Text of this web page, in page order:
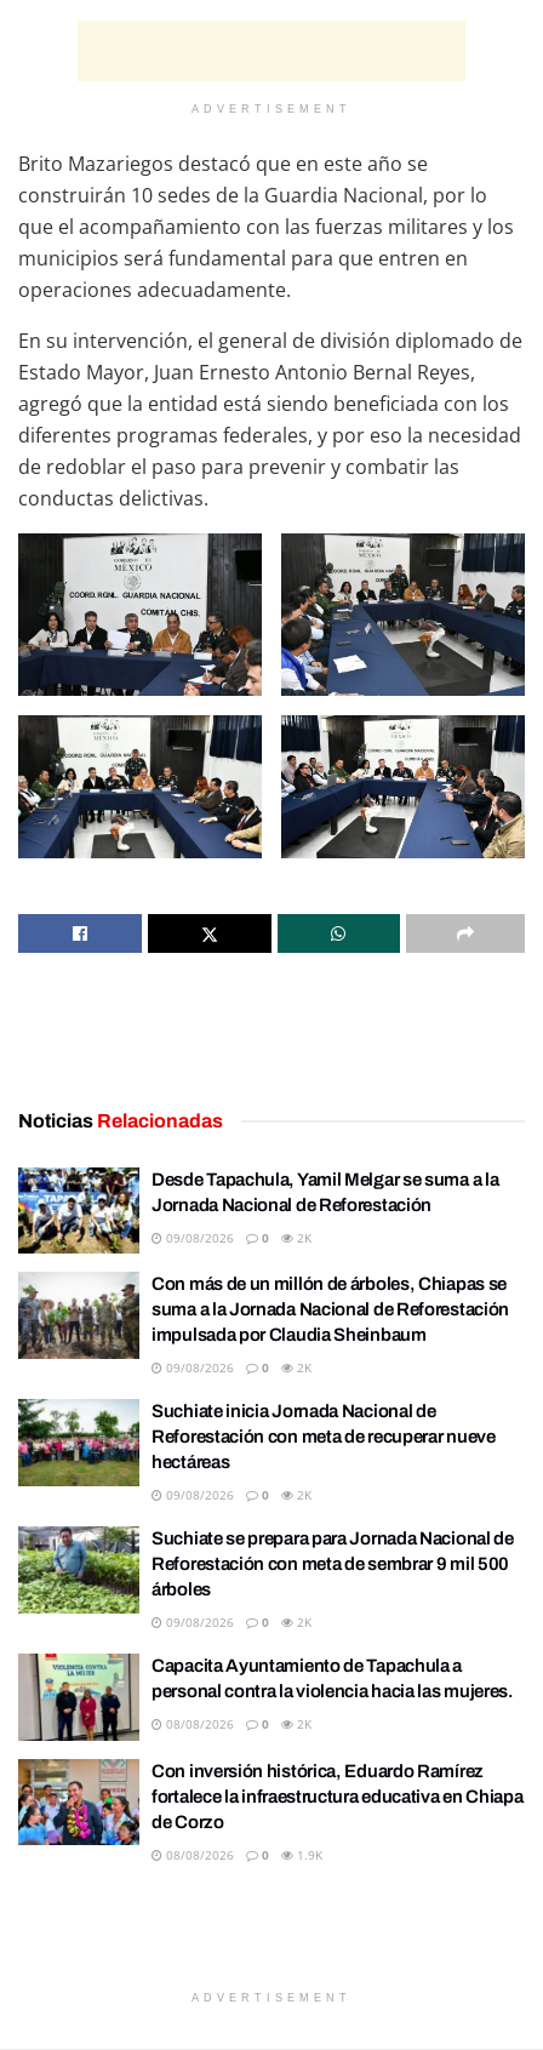
ADVERTISEMENT
Brito Mazariegos destacó que en este año se
construirán 10 sedes de la Guardia Nacional, por lo
que el acompañamiento con las fuerzas militares y los
municipios será fundamental para que entren en
operaciones adecuadamente.
En su intervención, el general de división diplomado de
Estado Mayor, Juan Ernesto Antonio Bernal Reyes,
agregó que la entidad está siendo beneficiada con los
diferentes programas federales, y por eso la necesidad
de redoblar el paso para prevenir y combatir las
conductas delictivas.
Noticias Relacionadas
Desde Tapachula, Yamil Melgar se suma a la
Jornada Nacional de Reforestación
09/08/2026 0 2K
Con más de un millón de árboles, Chiapas se
suma a la Jornada Nacional de Reforestación
impulsada por Claudia Sheinbaum
09/08/2026 0 2K
Suchiate inicia Jornada Nacional de
Reforestación con meta de recuperar nueve
hectáreas
09/08/2026 0 2K
Suchiate se prepara para Jornada Nacional de
Reforestación con meta de sembrar 9 mil 500
árboles
09/08/2026 0 2K
Capacita Ayuntamiento de Tapachula a
personal contra la violencia hacia las mujeres.
08/08/2026 0 2K
Con inversión histórica, Eduardo Ramírez
fortalece la infraestructura educativa en Chiapa
de Corzo
08/08/2026 0 1.9K
ADVERTISEMENT